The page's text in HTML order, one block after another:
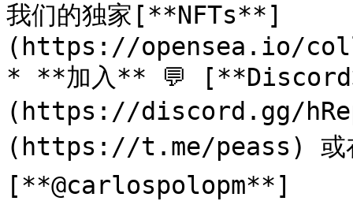
我们的独家[**NFTs**]
(https://opensea.io/
* **加入** 💬
(https://discord.gg/
(https://t.me/peass) 或
[**@carlospolopm**]